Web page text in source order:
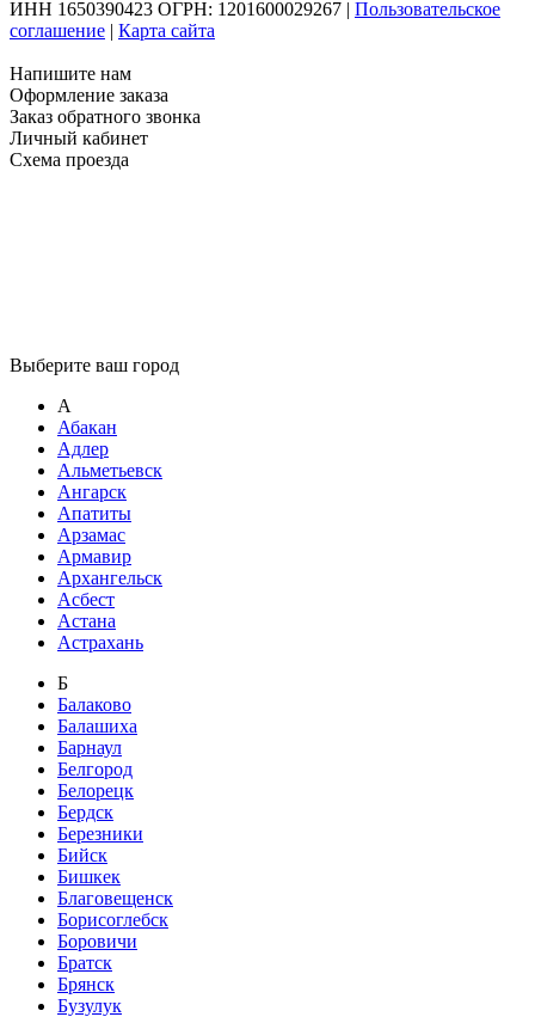
ИНН 1650390423 ОГРН: 1201600029267 | Пользовательское
соглашение | Карта сайта
Напишите нам
Оформление заказа
Заказ обратного звонка
Личный кабинет
Схема проезда
Выберите ваш город
А
Абакан
Адлер
Альметьевск
Ангарск
Апатиты
Арзамас
Армавир
Архангельск
Асбест
Астана
Астрахань
Б
Балаково
Балашиха
Барнаул
Белгород
Белорецк
Бердск
Березники
Бийск
Бишкек
Благовещенск
Борисоглебск
Боровичи
Братск
Брянск
Бузулук